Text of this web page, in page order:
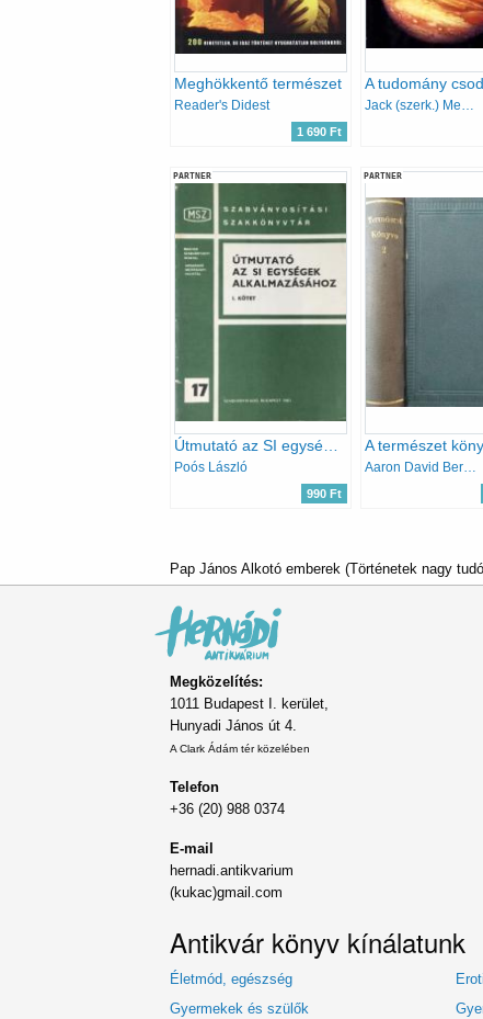
Meghökkentő természet
Reader's Didest
1 690 Ft
Jack (szerk.) Meadows
PARTNER
Poós László
990 Ft
PARTNER
Aaron David Bernstein, Nagy István (ford.)
Pap János Alkotó emberek (Történetek nagy
Megközelítés:
1011 Budapest I. kerület,
Hunyadi János út 4.
A Clark Ádám tér közelében
Telefon
+36 (20) 988 0374
E-mail
hernadi.antikvarium
(kukac)gmail.com
Antikvár könyv kínálatunk
Életmód, egészség
Gyermekek és szülők